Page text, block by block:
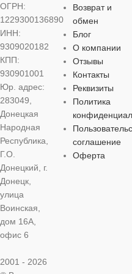
Омега
ВИД РАБОТ
для внутренних
для наружных
работ
УПАКОВКА
ЦВЕТ
МАТЕРИАЛ
алкидная
ВИД
работ,
для
работ
ведро
ОГРН:
1229300136890
ИНН:
9309020182
КПП:
930901001
Юр. адрес:
283049,
Донецкая
Народная
Республика,
Г.О.
Донецкий, г.
Донецк,
улица
Воинская,
дом 16А,
офис 6
2001 - 2026
Возврат и
обмен
Блог
О компании
Отзывы
Контакты
Реквизиты
Политика
соглашение
Оферта